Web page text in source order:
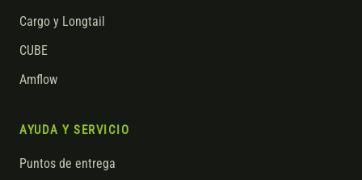
Cargo y Longtail
CUBE
Amflow
AYUDA Y SERVICIO
Puntos de entrega